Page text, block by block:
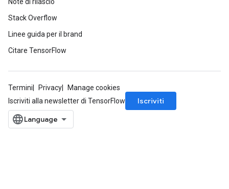
Stack Overflow
Linee guida per il brand
Citare TensorFlow
Termini Privacy
Manage cookies
Iscriviti alla newsletter di TensorFlow
Iscriviti